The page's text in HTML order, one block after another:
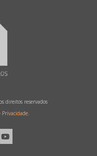
direitos reservados
Privacidade.